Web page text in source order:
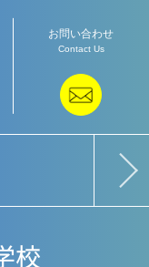
お問い合わせ
Contact Us
教育